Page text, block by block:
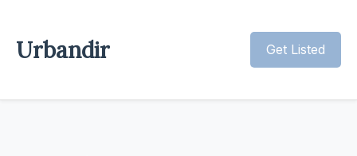
Urbandir Get Listed